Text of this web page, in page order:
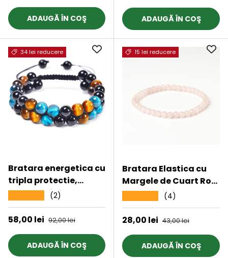
Energetica si
Vindecare Spirituala
ADAUGĂ ÎN COŞ
noroc si prosperitate
ADAUGĂ ÎN COŞ
34 lei reducere
Bratara energetica cu
tripla protectie,
realizata din pietre
semipretioase
Obsidian, Ochi de
tigru albastru de 8
mm - bratara pentru
(2)
Preț de vânzare
58,00 lei Preț obișnuit
92,00 lei
ADAUGĂ ÎN COŞ
15 lei reducere
Bratara Elastica cu
Margele de Cuart Roz
5mm - Iubire si
Vindecare
Emotionala
(4)
Preț de vânzare
28,00 lei Preț obișnuit
43,00 lei
ADAUGĂ ÎN COŞ